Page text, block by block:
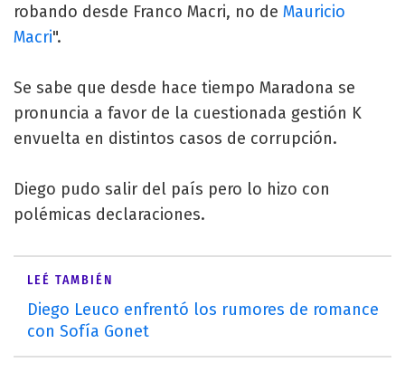
robando desde Franco Macri, no de Mauricio
Macri".
Se sabe que desde hace tiempo Maradona se
pronuncia a favor de la cuestionada gestión K
envuelta en distintos casos de corrupción.
Diego pudo salir del país pero lo hizo con
polémicas declaraciones.
LEÉ TAMBIÉN
Diego Leuco enfrentó los rumores de romance
con Sofía Gonet